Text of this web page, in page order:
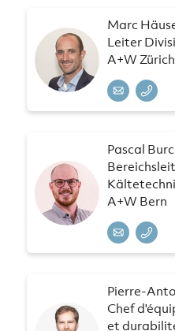
Marc
Leiter
A+W Zürich
Pascal
A+W Bern
Pierre-
Chef
et